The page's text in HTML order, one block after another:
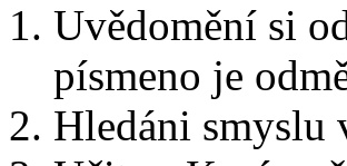
Uvědomění si
písmeno je
Hledáni smyslu